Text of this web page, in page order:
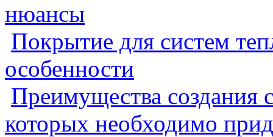
нюансы
Покрытие для систем
особенности
Преимущества создания
которых необходимо